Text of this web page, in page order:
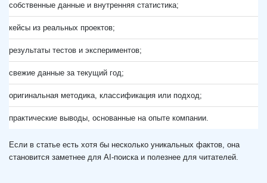
собственные данные и внутренняя статистика;
кейсы из реальных проектов;
результаты тестов и экспериментов;
свежие данные за текущий год;
оригинальная методика, классификация или подход;
практические выводы, основанные на опыте компании.
Если в статье есть хотя бы несколько уникальных фактов, она
становится заметнее для AI-поиска и полезнее для читателей.